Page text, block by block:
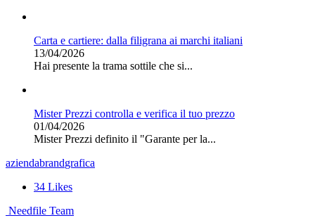
Carta e cartiere: dalla filigrana ai marchi italiani
13/04/2026
Hai presente la trama sottile che si...
Mister Prezzi controlla e verifica il tuo prezzo
01/04/2026
Mister Prezzi definito il "Garante per la...
aziendabrandgrafica
34 Likes
Needfile Team